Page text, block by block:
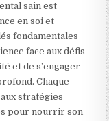
sain est
en soi et
fondamentales
face aux défis
et de s’engager
Chaque
stratégies
pour nourrir son